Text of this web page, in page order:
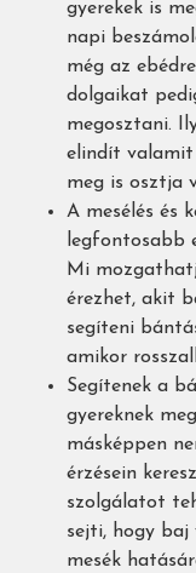
gyerekek is
napi
még az
dolgaikat
megosztani.
elindít valamit
meg is osztja
A mesélés és
legfontosabb
Mi
érezhet, akit
segíteni
amikor
Segítenek a
gyereknek
másképpen
érzésein
szolgálatot
sejti, hogy baj
mesék